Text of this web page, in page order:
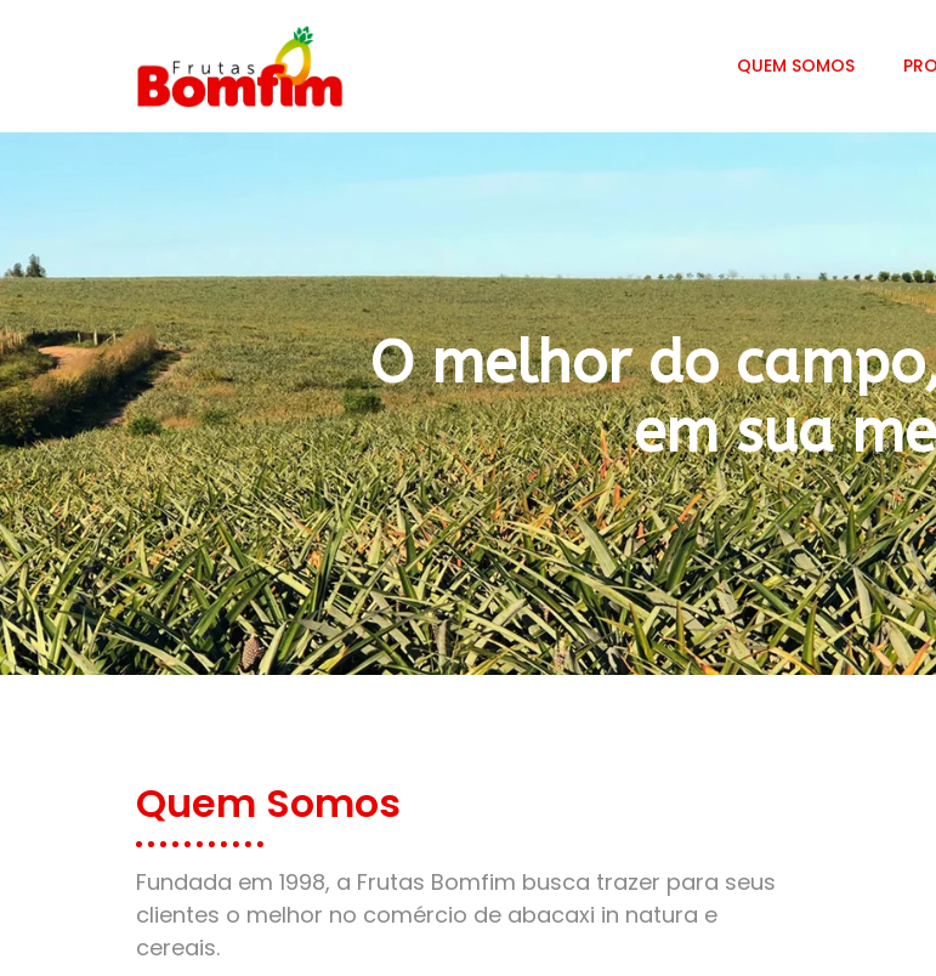
QUEM SOMOS
O melhor do
em sua
Quem Somos
Fundada em 1998, a Frutas Bomfim busca trazer para seus
clientes o melhor no comércio de abacaxi in natura e
cereais.